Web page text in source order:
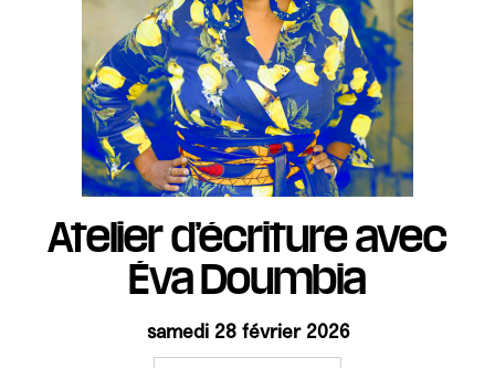
Atelier d’écriture avec
Éva Doumbia
samedi 28 février 2026